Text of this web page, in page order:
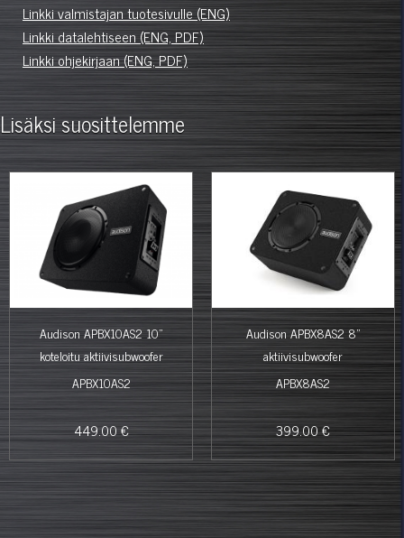
Linkki valmistajan tuotesivulle (ENG)
Linkki datalehtiseen (ENG, PDF)
Linkki ohjekirjaan (ENG, PDF)
Lisäksi suosittelemme
Audison APBX10AS2 10"
koteloitu aktiivisubwoofer
APBX10AS2
449.00 €
Audison APBX8AS2 8"
aktiivisubwoofer
APBX8AS2
399.00 €